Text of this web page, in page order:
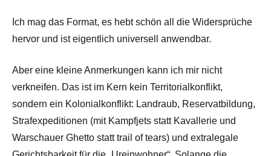
Ich mag das Format, es hebt schön all die Widersprüche
hervor und ist eigentlich universell anwendbar.
Aber eine kleine Anmerkungen kann ich mir nicht
verkneifen. Das ist im Kern kein Territorialkonflikt,
sondern ein Kolonialkonflikt: Landraub, Reservatbildung,
Strafexpeditionen (mit Kampfjets statt Kavallerie und
Warschauer Ghetto statt trail of tears) und extralegale